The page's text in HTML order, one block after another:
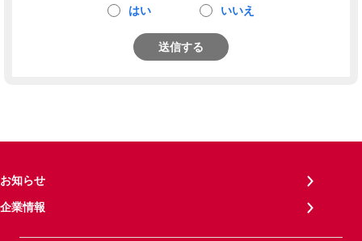
はい いいえ
送信する
お知らせ
企業情報